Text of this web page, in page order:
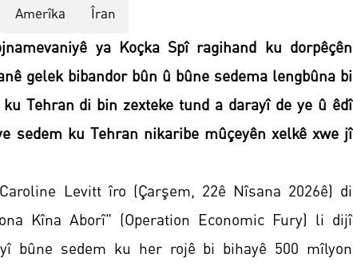
Amerîka Îran
ya Koçka Spî ragihand ku dorpêçên
gelek bibandor bûn û bûne sedema lengbûna bi
Tehran di bin zexteke tund a darayî de ye û êdî
sedem ku Tehran nikaribe mûçeyên xelkê xwe jî
Levitt îro (Çarşem, 22ê Nîsana 2026ê) di
Kîna Aborî" (Operation Economic Fury) li dijî
bûne sedem ku her rojê bi bihayê 500 mîlyon